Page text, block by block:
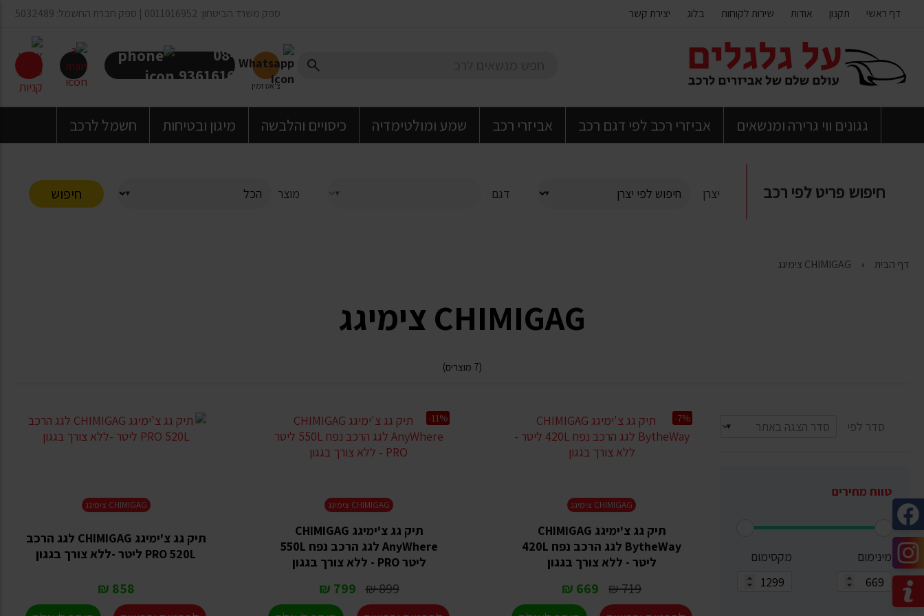
דף ראשי תקנון אודות שירות לקוחות בלוג יצירת קשר ספק משרד הביטחון: 0011016952 | ספק חברת החשמל: 5032489
צ'אט זמין
08-
9361616
גגונים ווי גרירה ומנשאים אביזרי רכב לפי דגם רכב אביזרי רכב שמע ומולטימדיה כיסויים והלבשה מיגון ובטיחות חשמל לרכב
חיפוש פריט לפי רכב יצרן דגם מוצר חיפוש
דף הבית CHIMIGAG צימיגג
CHIMIGAG צימיגג
(7 מוצרים)
סדר לפי
טווח מחירים
מינימום מקסימום
CHIMIGAG צימיגג
תיק גג צ'ימיגג CHIMIGAG
BytheWay לגג הרכב נפח 420L
ליטר - ללא צורך בגגון
719 ₪
669 ₪
-7%
CHIMIGAG צימיגג
תיק גג צ'ימיגג CHIMIGAG
AnyWhere לגג הרכב נפח 550L
ליטר PRO - ללא צורך בגגון
899 ₪
799 ₪
-11%
CHIMIGAG צימיגג
תיק גג צ'ימיגג CHIMIGAG לגג הרכב
PRO 520L ליטר -ללא צורך בגגון
858 ₪